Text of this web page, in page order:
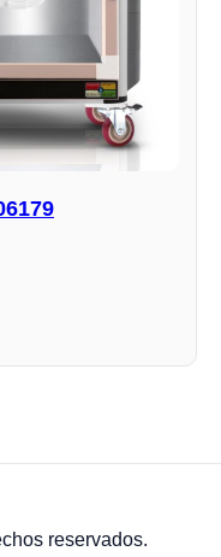
reservados.